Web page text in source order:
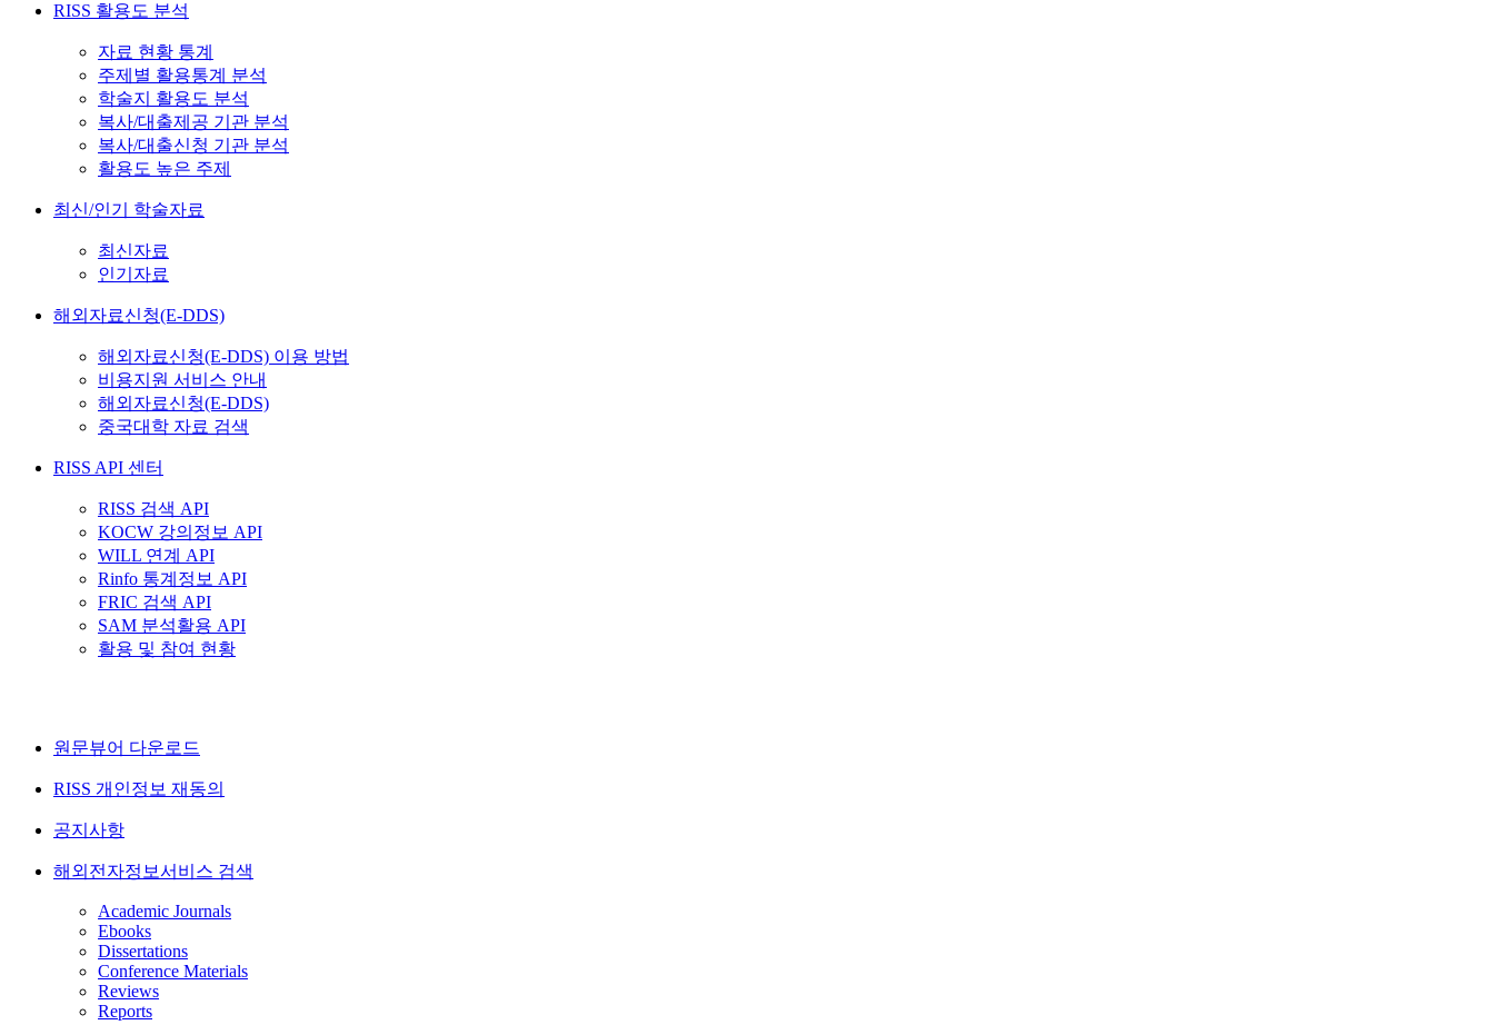
RISS 활용도 분석
자료 현황 통계
주제별 활용통계 분석
학술지 활용도 분석
복사/대출제공 기관 분석
복사/대출신청 기관 분석
활용도 높은 주제
최신/인기 학술자료
최신자료
인기자료
해외자료신청(E-DDS)
해외자료신청(E-DDS) 이용 방법
비용지원 서비스 안내
해외자료신청(E-DDS)
중국대학 자료 검색
RISS API 센터
RISS 검색 API
KOCW 강의정보 API
WILL 연계 API
Rinfo 통계정보 API
FRIC 검색 API
SAM 분석활용 API
활용 및 참여 현황
원문뷰어 다운로드
RISS 개인정보 재동의
공지사항
해외전자정보서비스 검색
Academic Journals
Ebooks
Dissertations
Conference Materials
Reviews
Reports